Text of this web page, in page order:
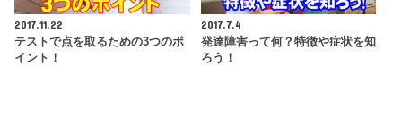
2017.11.22
テストで点を取るための3つのポ
イント！
2017.7.4
発達障害って何？特徴や症状を知
ろう！